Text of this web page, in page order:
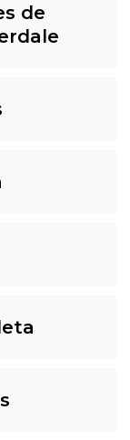
de